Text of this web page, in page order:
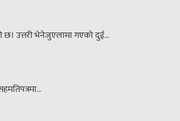
उत्तरी भेनेजुएलामा गएको दुई...